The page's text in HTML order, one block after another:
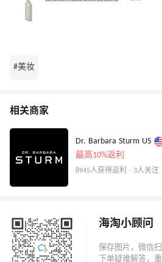
#美妆
相关商家
Dr. Barbara Sturm US
最高10%返利
8945人获得返利 · 3人关注
海淘小顾问